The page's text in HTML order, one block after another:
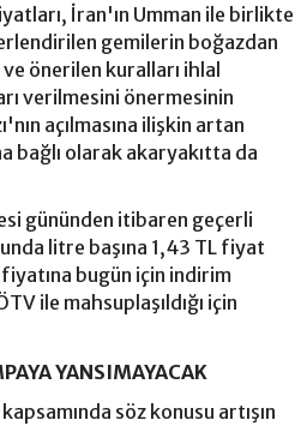
İran'ın Umman ile birlikte
gemilerin boğazdan
önerilen kuralları ihlal
verilmesini önermesinin
açılmasına ilişkin artan
bağlı olarak akaryakıtta da
gününden itibaren geçerli
litre başına 1,43 TL fiyat
bugün için indirim
ile mahsuplaşıldığı için
YANSIMAYACAK
söz konusu artışın